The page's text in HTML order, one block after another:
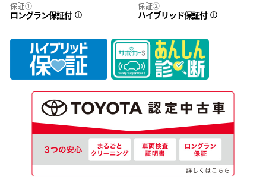
保証①
ロングラン保証付
保証②
ハイブリッド保証付